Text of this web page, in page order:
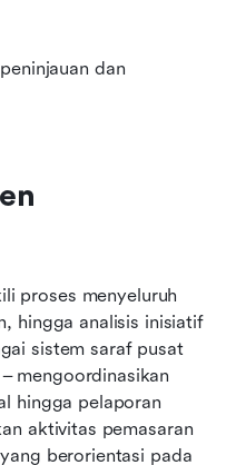
dan
proses menyeluruh
hingga analisis inisiatif
sistem saraf pusat
mengoordinasikan
hingga pelaporan
aktivitas pemasaran
berorientasi pada